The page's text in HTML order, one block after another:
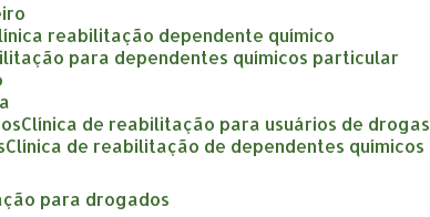
clínica reabilitação dependente químico
para dependentes químicos particular
clínica de reabilitação para usuários de drogas
clínica de reabilitação de dependentes químicos
para drogados